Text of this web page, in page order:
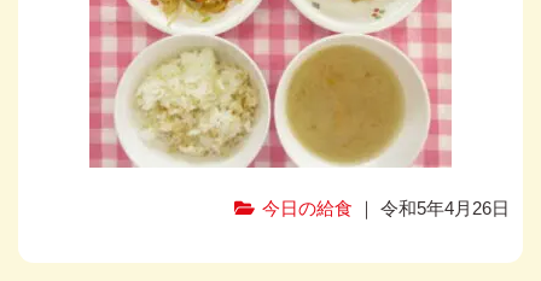
今日の給食 ｜ 令和5年4月26日